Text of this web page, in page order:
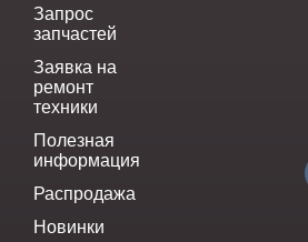
Запрос
запчастей
Заявка на
ремонт
техники
Полезная
информация
Распродажа
Новинки